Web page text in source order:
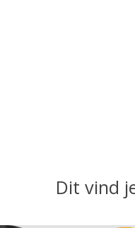
Dit vind